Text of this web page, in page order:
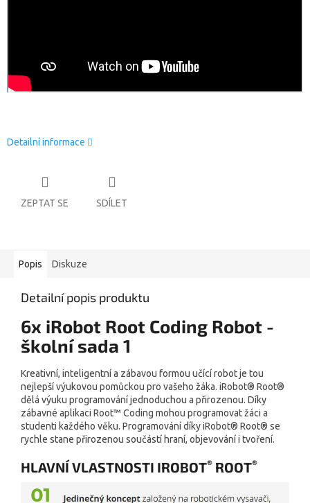
Detailní informace
ZEPTAT SE SDÍLET
Popis Diskuze
Detailní popis produktu
6x iRobot Root Coding Robot -
školní sada 1
Kreativní, inteligentní a zábavou formou učící robot je tou
nejlepší výukovou pomůckou pro vašeho žáka. iRobot® Root®
dělá výuku programování jednoduchou a přirozenou. Díky
zábavné aplikaci Root™ Coding mohou programovat žáci a
studenti každého věku. Programování díky iRobot® Root® se
rychle stane přirozenou součástí hraní, objevování i tvoření.
HLAVNÍ VLASTNOSTI IROBOT® ROOT®